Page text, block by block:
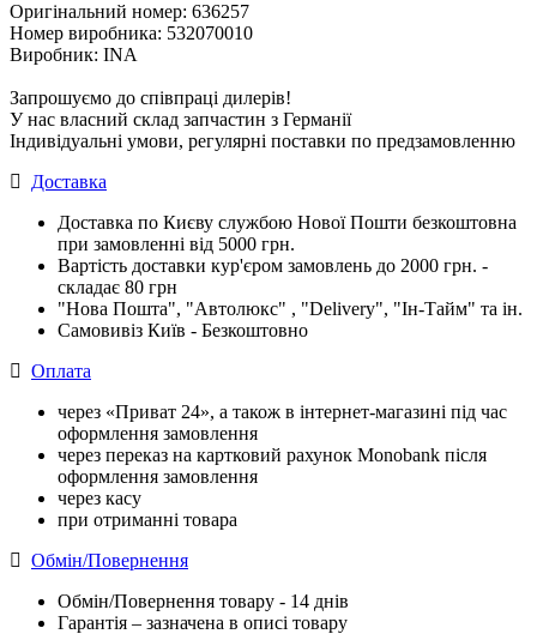
Оригінальний номер: 636257
Номер виробника: 532070010
Виробник: INA
Запрошуємо до співпраці дилерів!
У нас власний склад запчастин з Германії
Індивідуальні умови, регулярні поставки по предзамовленню
Доставка
Доставка по Києву службою Нової Пошти безкоштовна
при замовленні від 5000 грн.
Вартість доставки кур'єром замовлень до 2000 грн. -
складає 80 грн
"Нова Пошта", "Автолюкс" , "Delivery", "Iн-Тайм" та ін.
Самовивіз Київ - Безкоштовно
Оплата
через «Приват 24», а також в інтернет-магазині під час
оформлення замовлення
через переказ на картковий рахунок Monobank після
оформлення замовлення
через касу
при отриманні товара
Обмін/Повернення
Обмін/Повернення товару - 14 днів
Гарантія – зазначена в описі товару